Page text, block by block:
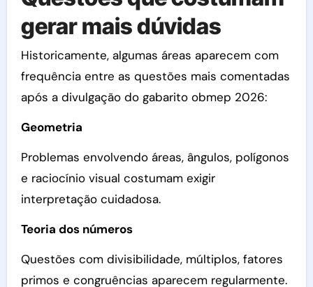
gerar mais dúvidas
Historicamente, algumas áreas aparecem com
frequência entre as questões mais comentadas
após a divulgação do gabarito obmep 2026:
Geometria
Problemas envolvendo áreas, ângulos, polígonos
e raciocínio visual costumam exigir
interpretação cuidadosa.
Teoria dos números
Questões com divisibilidade, múltiplos, fatores
primos e congruências aparecem regularmente.